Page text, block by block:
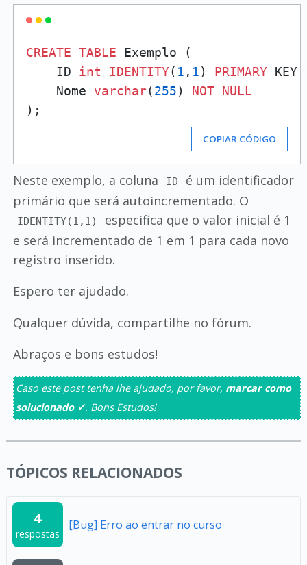
CREATE TABLE Exemplo (
    ID
int IDENTITY( 1 , 1) PRIMARY KEY,
    Nome
varchar(255) NOT NULL
COPIAR CÓDIGO
Neste exemplo, a coluna ID
é um identificador
primário que será autoincrementado. O
IDENTITY(1,1)
especifica que o valor inicial é 1
e será incrementado de 1 em 1 para cada novo
registro inserido.
Espero ter ajudado.
Qualquer dúvida, compartilhe no fórum.
Abraços e bons estudos!
Caso este post tenha lhe ajudado, por favor, marcar como
solucionado ✓. Bons Estudos!
TÓPICOS RELACIONADOS
4
respostas
[Bug] Erro ao entrar no curso